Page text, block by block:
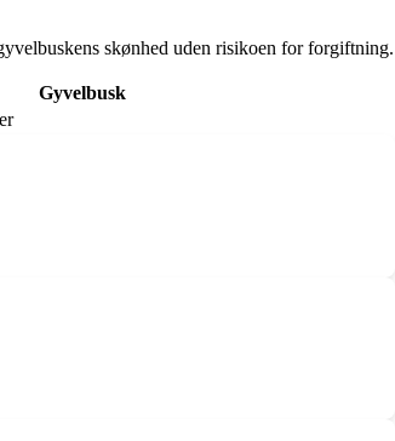
skønhed uden risikoen for forgiftning.
Gyvelbusk